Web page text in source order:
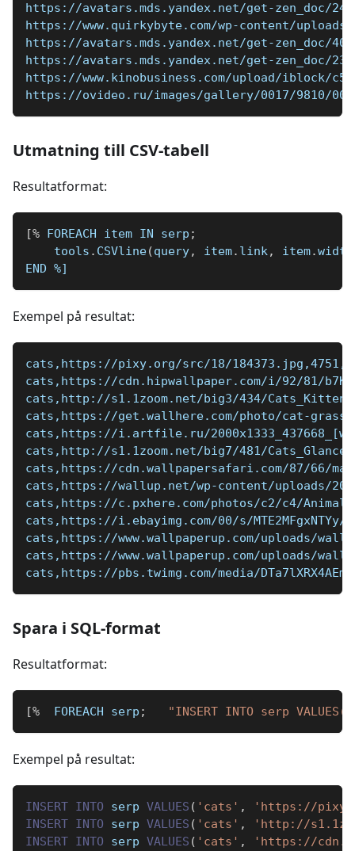
https://avatars.mds.yandex.net/get-zen_doc/
https://www.quirkybyte.com/wp-content/
https://avatars.mds.yandex.net/get-zen_doc/
https://avatars.mds.yandex.net/get-zen_doc/
https://www.kinobusiness.com/upload/iblock/c5b/
https://ovideo.ru/images/gallery/0017/9810/
Utmatning till CSV-tabell
Resultatformat:
[% FOREACH item IN serp ;
    tools
. CSVline(query, item. link, item.width
END %]
Exempel på resultat:
cats,https://pixy.org/src/18/
cats,https://cdn.hipwallpaper.com/i/92/81/
cats,http://s1.1zoom.net/big3/434/
cats,https://get.wallhere.com/photo/cat-grass-
cats,https://i.artfile.ru/
cats,http://s1.1zoom.net/big7/481/
cats,https://cdn.wallpapersafari.com/87/66/
cats,https://wallup.net/wp-content/uploads/
cats,https://c.pxhere.com/photos/c2/c4/
cats,https://i.ebayimg.com/00/s/
cats,https://www.wallpaperup.com/uploads/
cats,https://www.wallpaperup.com/uploads/
cats,https://pbs.twimg.com/media/
Spara i SQL-format
Resultatformat:
[%
  FOREACH serp
; "INSERT INTO serp
Exempel på resultat:
INSERT INTO serp VALUES ( 'cats' ,
'https://
INSERT INTO serp VALUES ( 'cats' ,
'http://
INSERT INTO serp VALUES ( 'cats' ,
'https://